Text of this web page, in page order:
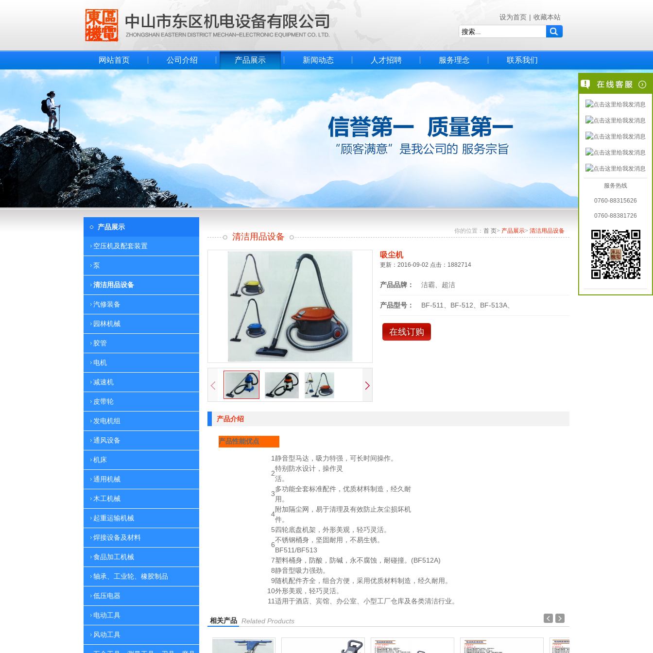
设为首页 | 收藏本站
网站首页 公司介绍 产品展示 新闻动态 人才招聘 服务理念 联系我们
产品展示
空压机及配套装置
泵
清洁用品设备
汽修装备
园林机械
胶管
电机
减速机
皮带轮
发电机组
通风设备
机床
通用机械
木工机械
起重运输机械
焊接设备及材料
食品加工机械
轴承、工业轮、橡胶制品
低压电器
电动工具
风动工具
你的位置： 首 页> 产品展示> 清洁用品设备
清洁用品设备
吸尘机
更新：2016-09-02 点击：1882714
产品品牌： 洁霸、超洁
产品型号： BF-511、BF-512、BF-513A、
在线订购
产品介绍
产品性能优点
1静音型马达，吸力特强，可长时间操作。
2
特别防水设计，操作灵
活。
3
多功能全套标准配件，优质材料制造，经久耐
用。
4
附加隔尘网，易于清理及有效防止灰尘损坏机
件。
5四轮底盘机架，外形美观，轻巧灵活。
6
不锈钢桶身，坚固耐用，不易生锈。
BF511/BF513
7塑料桶身，防酸，防碱，永不腐蚀，耐碰撞。(BF512A)
8静音型吸力强劲。
9随机配件齐全，组合方便，采用优质材料制造，经久耐用。
10外形美观，轻巧灵活。
11适用于酒店、宾馆、办公室、小型工厂仓库及各类清洁行业。
相关产品 Related Products
服务热线
0760-88315626
0760-88381726